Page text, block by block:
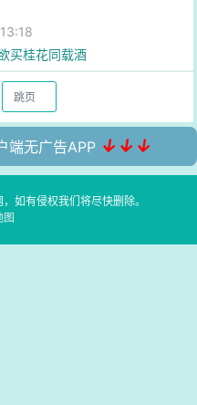
买桂花同载酒
端无广告APP ↓↓↓
如有侵权我们将尽快删除。
图